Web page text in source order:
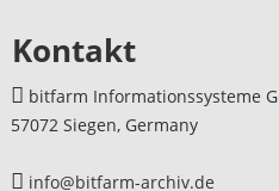
Kontakt
bitfarm Informationssysteme
57072 Siegen, Germany
info@bitfarm-archiv.de